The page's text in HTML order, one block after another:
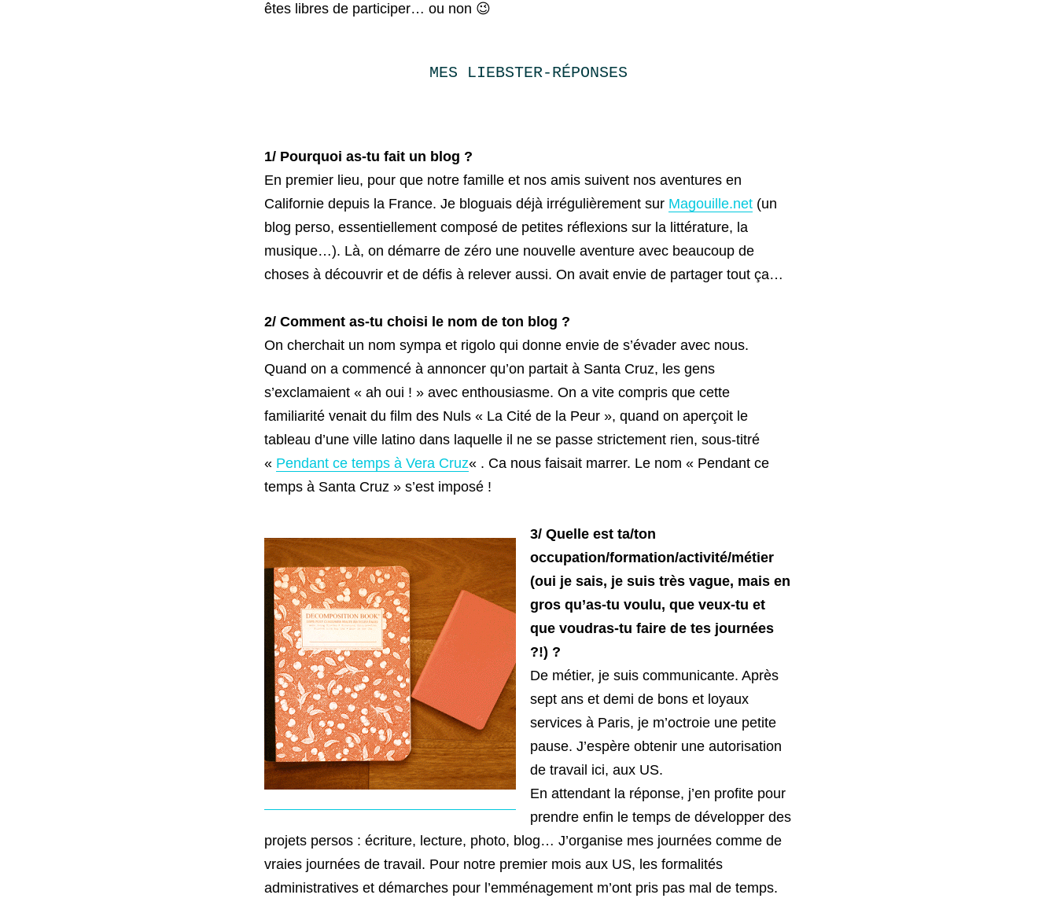
êtes libres de participer… ou non 😉
MES LIEBSTER-RÉPONSES
1/ Pourquoi as-tu fait un blog ?
En premier lieu, pour que notre famille et nos amis suivent nos aventures en
Californie depuis la France. Je bloguais déjà irrégulièrement sur Magouille.net (un
blog perso, essentiellement composé de petites réflexions sur la littérature, la
musique…). Là, on démarre de zéro une nouvelle aventure avec beaucoup de
choses à découvrir et de défis à relever aussi. On avait envie de partager tout ça…
2/ Comment as-tu choisi le nom de ton blog ?
On cherchait un nom sympa et rigolo qui donne envie de s’évader avec nous.
Quand on a commencé à annoncer qu’on partait à Santa Cruz, les gens
s’exclamaient « ah oui ! » avec enthousiasme. On a vite compris que cette
familiarité venait du film des Nuls « La Cité de la Peur », quand on aperçoit le
tableau d’une ville latino dans laquelle il ne se passe strictement rien, sous-titré
« Pendant ce temps à Vera Cruz« . Ca nous faisait marrer. Le nom « Pendant ce
temps à Santa Cruz » s’est imposé !
3/ Quelle est ta/ton
occupation/formation/activité/métier
(oui je sais, je suis très vague, mais en
gros qu’as-tu voulu, que veux-tu et
que voudras-tu faire de tes journées
?!) ?
De métier, je suis communicante. Après
sept ans et demi de bons et loyaux
services à Paris, je m’octroie une petite
pause. J’espère obtenir une autorisation
de travail ici, aux US.
En attendant la réponse, j’en profite pour
prendre enfin le temps de développer des
projets persos : écriture, lecture, photo, blog… J’organise mes journées comme de
vraies journées de travail. Pour notre premier mois aux US, les formalités
administratives et démarches pour l’emménagement m’ont pris pas mal de temps.